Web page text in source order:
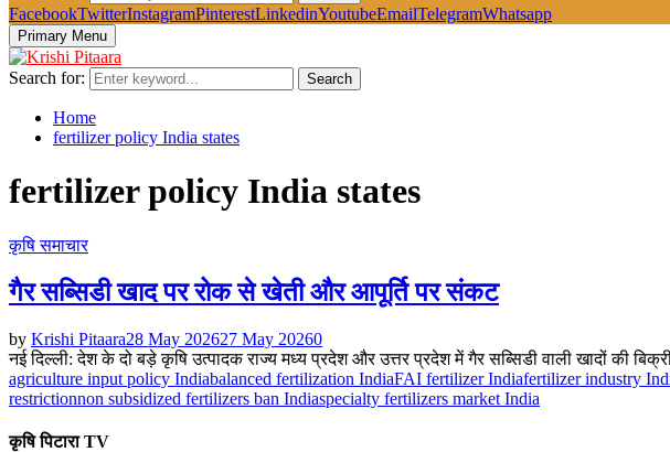
FacebookTwitterInstagramPinterestLinkedinYoutubeEmailTelegramWhatsapp
Primary Menu
Search for: Search
Home
fertilizer policy India states
fertilizer policy India states
कृषि समाचार
गैर सब्सिडी खाद पर रोक से खेती और आपूर्ति पर संकट
by Krishi Pitaara28 May 202627 May 20260
नई दिल्ली: देश के दो बड़े कृषि उत्पादक राज्य मध्य प्रदेश और उत्तर प्रदेश में गैर सब्सिडी वाली खादों की
agriculture input policy Indiabalanced fertilization IndiaFAI fertilizer Indiafertilizer industry
restrictionnon subsidized fertilizers ban Indiaspecialty fertilizers market India
कृषि पिटारा TV